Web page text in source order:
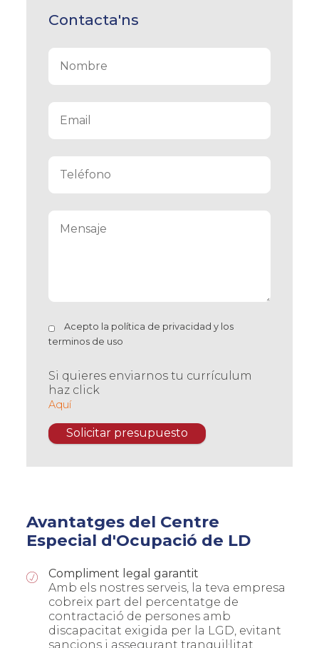
Contacta'ns
Acepto la política de privacidad y los
terminos de uso
Si quieres enviarnos tu currículum
haz click
Aquí
Avantatges del Centre
Especial d'Ocupació de LD
Compliment legal garantit
Amb els nostres serveis, la teva empresa
cobreix part del percentatge de
contractació de persones amb
discapacitat exigida per la LGD, evitant
sancions i assegurant tranquil·litat